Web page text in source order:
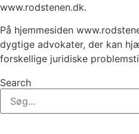
www.rodstenen.dk.
På hjemmesiden
dygtige advokater, der kan
forskellige juridiske
Search